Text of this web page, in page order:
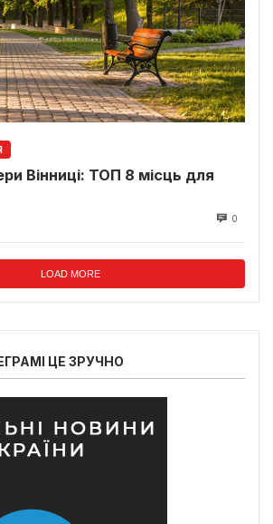
Вінниці: ТОП 8 місць для
0
LOAD MORE
ЦЕ ЗРУЧНО